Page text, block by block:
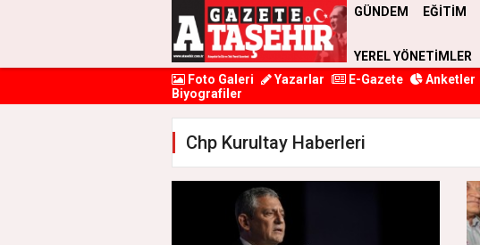
GÜNDEM EĞİTİM
YEREL YÖNETİMLER
Foto Galeri
Yazarlar E-Gazete Anketler
Biyografiler
Chp Kurultay Haberleri